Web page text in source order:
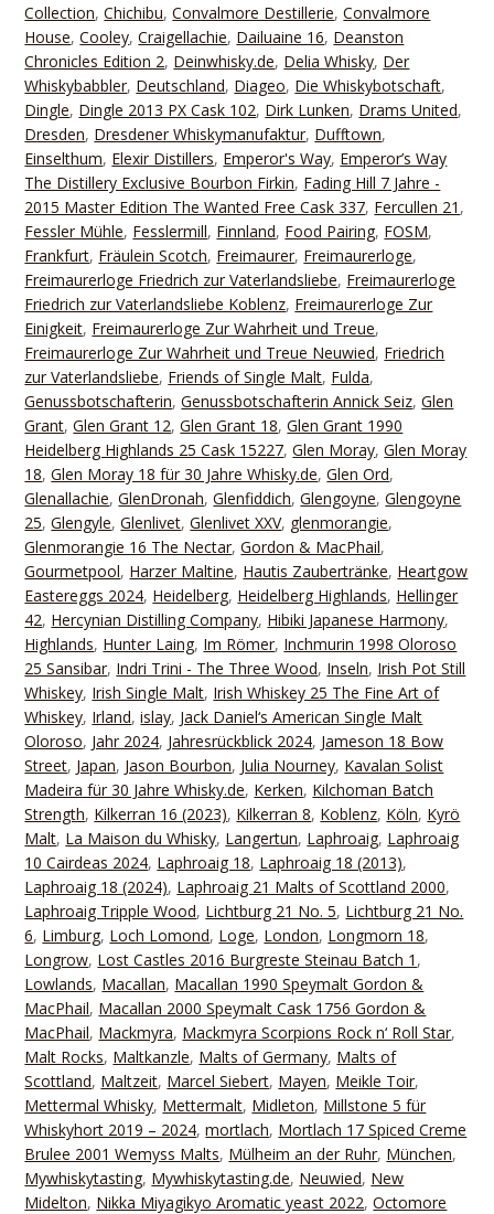
Collection,Chichibu,Convalmore Destillerie,Convalmore
House,Cooley,Craigellachie, Dailuaine 16, Deanston
Chronicles Edition 2, Deinwhisky.de, Delia Whisky, Der
Whiskybabbler, Deutschland, Diageo, Die Whiskybotschaft,
Dingle, Dingle 2013 PX Cask 102, Dirk Lunken, Drams United,
Dresden, Dresdener Whiskymanufaktur, Dufftown,
Einselthum, Elexir Distillers, Emperor's Way, Emperor’s Way
The Distillery Exclusive Bourbon Firkin, Fading Hill 7 Jahre -
2015 Master Edition The Wanted Free Cask 337, Fercullen 21 ,
Fessler Mühle, Fesslermill, Finnland, Food Pairing, FOSM,
Frankfurt, Fräulein Scotch, Freimaurer, Freimaurerloge,
Freimaurerloge Friedrich zur Vaterlandsliebe, Freimaurerloge
Friedrich zur Vaterlandsliebe Koblenz, Freimaurerloge Zur
Einigkeit, Freimaurerloge Zur Wahrheit und Treue,
Freimaurerloge Zur Wahrheit und Treue Neuwied, Friedrich
zur Vaterlandsliebe, Friends of Single Malt, Fulda,
Genussbotschafterin,Genussbotschafterin Annick Seiz,Glen
Grant,Glen Grant 12,Glen Grant 18,Glen Grant 1990
Heidelberg Highlands 25 Cask 15227,Glen Moray,Glen Moray
18,Glen Moray 18 für 30 Jahre Whisky.de,Glen Ord,
Glenallachie,GlenDronah,Glenfiddich,Glengoyne,Glengoyne
25,Glengyle,Glenlivet,Glenlivet XXV, glenmorangie,
Glenmorangie 16 The Nectar,Gordon & MacPhail,
Gourmetpool, Harzer Maltine, Hautis Zaubertränke, Heartgow
Eastereggs 2024, Heidelberg, Heidelberg Highlands, Hellinger
42, Hercynian Distilling Company, Hibiki Japanese Harmony,
Highlands, Hunter Laing, Im Römer, Inchmurin 1998 Oloroso
25 Sansibar, Indri Trini - The Three Wood, Inseln, Irish Pot Still
Whiskey, Irish Single Malt, Irish Whiskey 25 The Fine Art of
Whiskey, Irland,islay, Jack Daniel‘s American Single Malt
Oloroso, Jahr 2024, Jahresrückblick 2024, Jameson 18 Bow
Street, Japan, Jason Bourbon, Julia Nourney, Kavalan Solist
Madeira für 30 Jahre Whisky.de, Kerken, Kilchoman Batch
Strength, Kilkerran 16 (2023), Kilkerran 8, Koblenz, Köln, Kyrö
Malt, La Maison du Whisky, Langertun, Laphroaig, Laphroaig
10 Cairdeas 2024, Laphroaig 18, Laphroaig 18 (2013),
Laphroaig 18 (2024), Laphroaig 21 Malts of Scottland 2000,
Laphroaig Tripple Wood, Lichtburg 21 No. 5, Lichtburg 21 No.
6, Limburg, Loch Lomond, Loge, London, Longmorn 18,
Longrow, Lost Castles 2016 Burgreste Steinau Batch 1 ,
Lowlands, Macallan, Macallan 1990 Speymalt Gordon &
MacPhail, Macallan 2000 Speymalt Cask 1756 Gordon &
MacPhail, Mackmyra, Mackmyra Scorpions Rock n‘ Roll Star,
Malt Rocks, Maltkanzle, Malts of Germany, Malts of
Scottland, Maltzeit, Marcel Siebert, Mayen, Meikle Toir,
Mettermal Whisky, Mettermalt, Midleton, Millstone 5 für
Whiskyhort 2019 – 2024,mortlach, Mortlach 17 Spiced Creme
Brulee 2001 Wemyss Malts, Mülheim an der Ruhr, München,
Mywhiskytasting, Mywhiskytasting.de, Neuwied, New
Midelton, Nikka Miyagikyo Aromatic yeast 2022,Octomore